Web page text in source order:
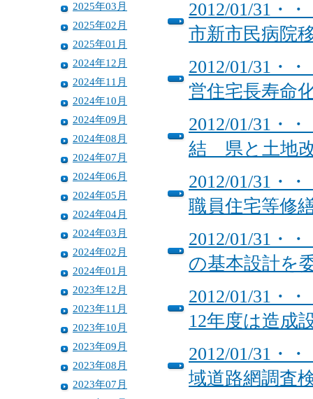
2025年03月
2025年02月
2025年01月
2024年12月
2024年11月
2024年10月
2024年09月
2024年08月
2024年07月
2024年06月
2024年05月
2024年04月
2024年03月
2024年02月
2024年01月
2023年12月
2023年11月
2023年10月
2023年09月
2023年08月
2023年07月
2012/01/31・
市新市民病院
2012/01/31・
営住宅長寿命
2012/01/31・
結 県と土地
2012/01/31・
職員住宅等修
2012/01/31・
の基本設計を
2012/01/31・
12年度は造成
2012/01/31・
域道路網調査